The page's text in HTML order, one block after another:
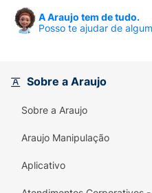
A Araujo tem de tudo.
Posso te ajudar de
Sobre a Araujo
Sobre a Araujo
Araujo Manipulação
Aplicativo